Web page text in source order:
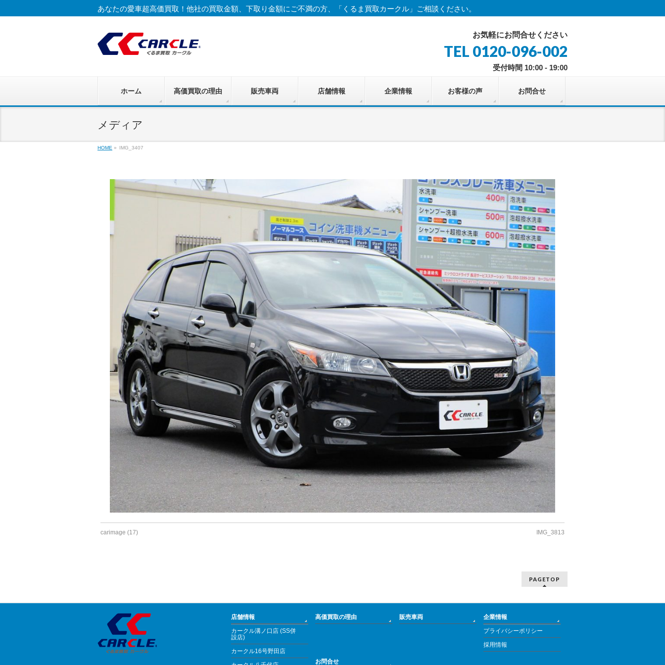
あなたの愛車超高価買取！他社の買取金額、下取り金額にご不満の方、「くるま買取カークル」ご相談ください。
お気軽にお問合せください
TEL 0120-096-002
受付時間 10:00 - 19:00
ホーム 高価買取の理由 販売車両 店舗情報 企業情報 お客様の声 お問合せ
メディア
HOME » IMG_3407
carimage (17) IMG_3813
PAGETOP
店舗情報
カークル溝ノ口店 (SS併
設店)
カークル16号野田店
高価買取の理由 販売車両
企業情報
プライバシーポリシー
採用情報
お問合せ